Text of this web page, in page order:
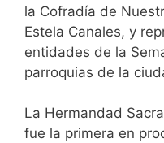
la Cofradía de
Estela Canales, y
entidades de la
parroquias de la
La Hermandad
fue la primera en